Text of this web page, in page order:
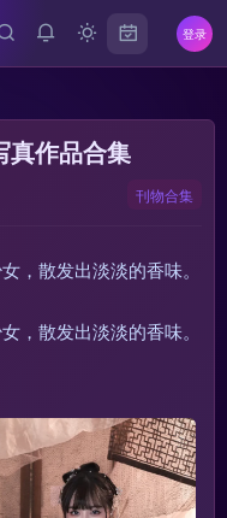
登录
真作品合集
刊物合集
，散发出淡淡的香味。
，散发出淡淡的香味。